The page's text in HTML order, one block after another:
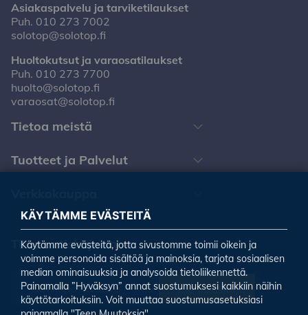
Asiakaspalvelu ja tarviketilaukset
Puh. 010 273 7002
solotop@solotop.fi
Huoltokutsut ja varaosatilaukset
Puh. 010 273 7700
huolto@solotop.fi
varaosat@solotop.fi
Tietoa meistä
Tuotteet ja Palvelut
Tilaa uutiskirjeemme
Tilaa uutiskirje
KÄYTÄMME EVÄSTEITÄ
Käytämme evästeitä, jotta sivustomme toimii oikein ja
voimme personoida sisältöä ja mainoksia, tarjota sosiaalisen
median ominaisuuksia ja analysoida tietoliikennettä.
Painamalla ”Hyväksyn” annat suostumuksesi kaikkiin näihin
käyttötarkoituksiin. Voit muuttaa suostumusasetuksiasi